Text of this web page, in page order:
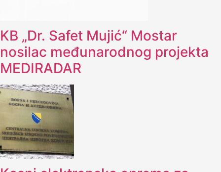
KB „Dr. Safet Mujić“ Mostar
nosilac međunarodnog projekta
MEDIRADAR